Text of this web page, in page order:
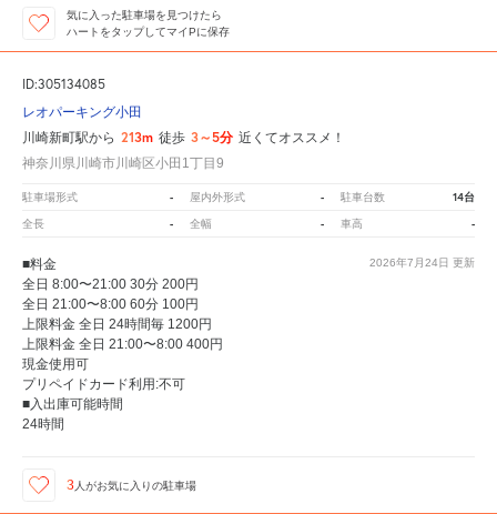
気に入った駐車場を見つけたら
ハートをタップしてマイPに保存
ID:305134085
レオパーキング小田
川崎新町駅から 213m 徒歩 3～5分 近くてオススメ！
神奈川県川崎市川崎区小田1丁目9
駐車場形式 - 屋内外形式 - 駐車台数 14台
全長 - 全幅 - 車高 -
2026年7月24日 更新
■料金
全日 8:00〜21:00 30分 200円
全日 21:00〜8:00 60分 100円
上限料金 全日 24時間毎 1200円
上限料金 全日 21:00〜8:00 400円
現金使用可
プリペイドカード利用:不可
■入出庫可能時間
24時間
3 人がお気に入りの駐車場